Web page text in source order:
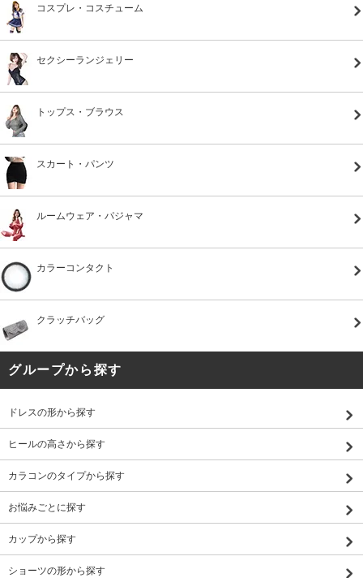
コスプレ・コスチューム
セクシーランジェリー
トップス・ブラウス
スカート・パンツ
ルームウェア・パジャマ
カラーコンタクト
クラッチバッグ
グループから探す
ドレスの形から探す
ヒールの高さから探す
カラコンのタイプから探す
お悩みごとに探す
カップから探す
ショーツの形から探す